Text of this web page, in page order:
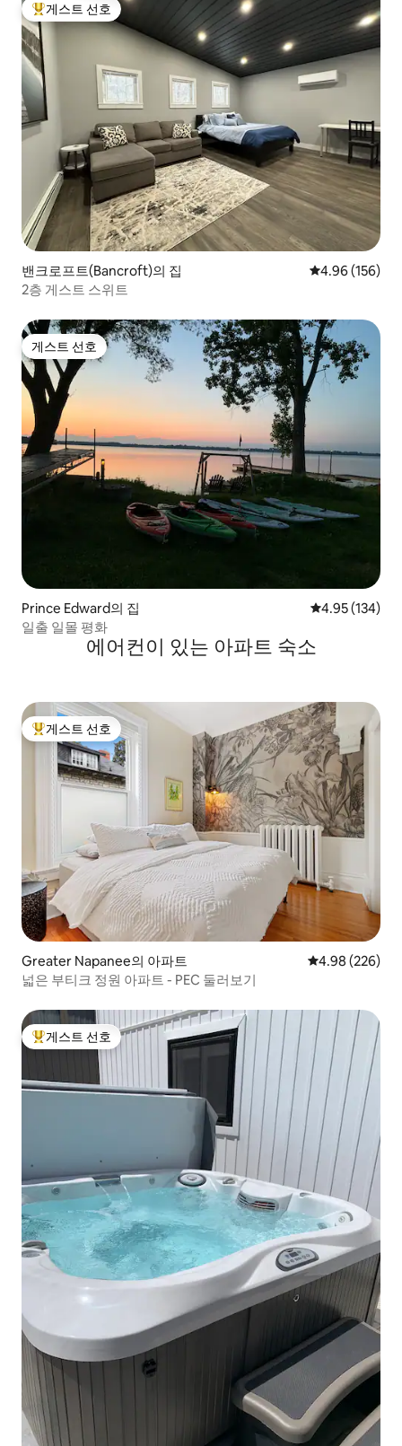
상위 게스트 선호
게스트 선호
밴크로프트(Bancroft)의 집 평점 4.96점(5
4.96 (156)
2층 게스트 스위트
게스트 선호
게스트 선호
Prince Edward의 집 평점 4.95점(5
4.95 (134)
일출 일몰 평화
에어컨이 있는 아파트 숙소
상위 게스트 선호
게스트 선호
Greater Napanee의 아파트 평점 4.98점(5
4.98 (226)
넓은 부티크 정원 아파트 - PEC 둘러보기
상위 게스트 선호
게스트 선호